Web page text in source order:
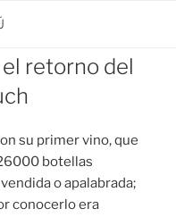
retorno del
su primer vino, que
botellas
o apalabrada;
conocerlo era